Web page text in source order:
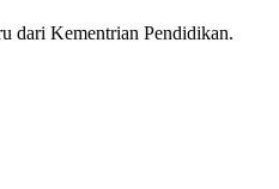
dari Kementrian Pendidikan.